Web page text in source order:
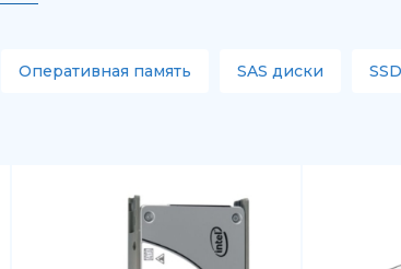
Оперативная память SAS диски